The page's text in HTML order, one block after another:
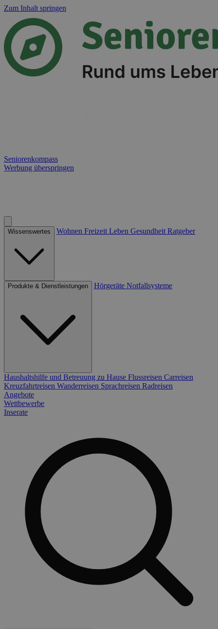
Zum Inhalt springen
Seniorenkompass
Werbung überspringen
Wissenswertes Wohnen Freizeit Leben Gesundheit Ratgeber
Produkte & Dienstleistungen Hörgeräte Notfallsysteme
Haushaltshilfe und Betreuung zu Hause Flussreisen Carreisen
Kreuzfahrtreisen Wanderreisen Sprachreisen Radreisen
Angebote
Wettbewerbe
Inserate